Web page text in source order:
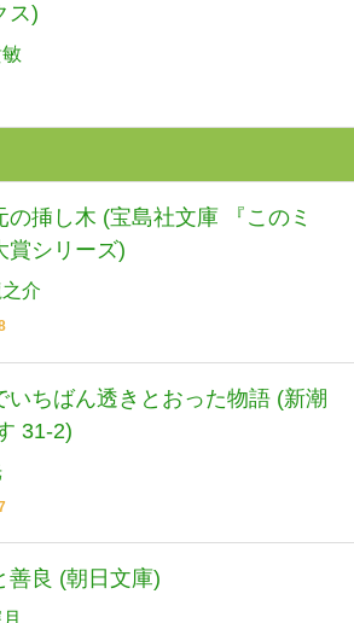
ス)
の挿し木 (宝島社文庫 『このミ
賞シリーズ)
介
いちばん透きとおった物語 (新潮
31-2)
善良 (朝日文庫)